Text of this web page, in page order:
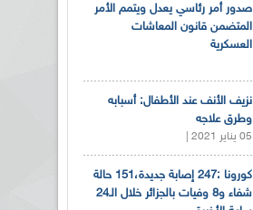
صدور أمر رئاسي يعدل ويتمم الأمر
المتضمن قانون المعاشات
العسكرية
نزيف الأنف عند الأطفال: أسبابه
وطرق علاجه
05 يناير 2021 |
كورونا :247 إصابة جديدة،151 حالة
شفاء و8 وفيات بالجزائر خلال الـ24